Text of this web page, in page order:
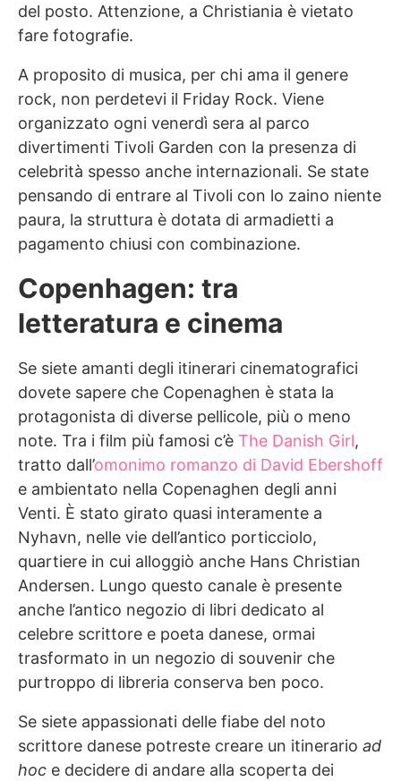
del posto. Attenzione, a Christiania è vietato
fare fotografie.
A proposito di musica, per chi ama il genere
rock, non perdetevi il Friday Rock. Viene
organizzato ogni venerdì sera al parco
divertimenti Tivoli Garden con la presenza di
celebrità spesso anche internazionali. Se state
pensando di entrare al Tivoli con lo zaino niente
paura, la struttura è dotata di armadietti a
pagamento chiusi con combinazione.
Copenhagen: tra
letteratura e cinema
Se siete amanti degli itinerari cinematografici
dovete sapere che Copenaghen è stata la
protagonista di diverse pellicole, più o meno
note. Tra i film più famosi c’è The Danish Girl,
tratto dall’omonimo romanzo di David Ebershoff
e ambientato nella Copenaghen degli anni
Venti. È stato girato quasi interamente a
Nyhavn, nelle vie dell’antico porticciolo,
quartiere in cui alloggiò anche Hans Christian
Andersen. Lungo questo canale è presente
anche l’antico negozio di libri dedicato al
celebre scrittore e poeta danese, ormai
trasformato in un negozio di souvenir che
purtroppo di libreria conserva ben poco.
Se siete appassionati delle fiabe del noto
scrittore danese potreste creare un itinerario ad
hoc e decidere di andare alla scoperta dei